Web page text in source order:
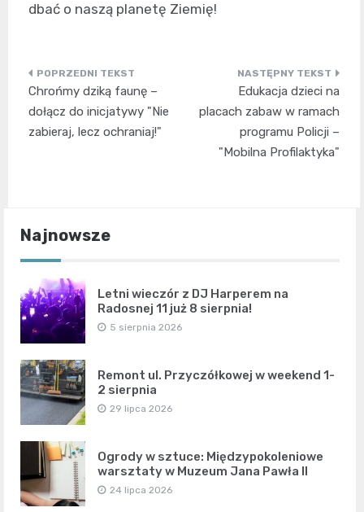
dbać o naszą planetę Ziemię!
Nawigacja
wpisu
Chrońmy dziką faunę –
dołącz do inicjatywy "Nie
zabieraj, lecz ochraniaj!"
Edukacja dzieci na
placach zabaw w ramach
programu Policji –
"Mobilna Profilaktyka"
Najnowsze
Letni wieczór z DJ Harperem na
Radosnej 11 już 8 sierpnia!
5 sierpnia 2026
Remont ul. Przyczółkowej w weekend 1-
2 sierpnia
29 lipca 2026
Ogrody w sztuce: Międzypokoleniowe
warsztaty w Muzeum Jana Pawła II
24 lipca 2026